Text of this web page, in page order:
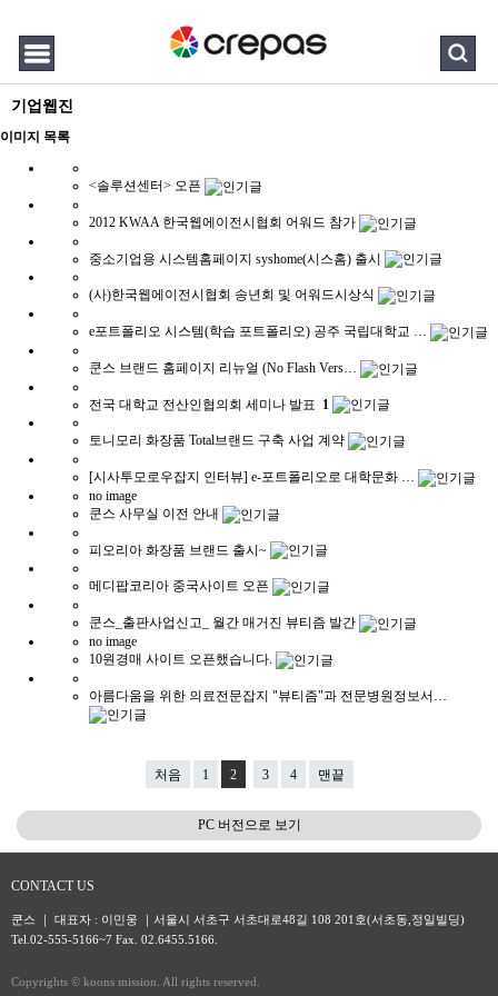
기업웹진
이미지 목록
<솔루션센터> 오픈
2012 KWAA 한국웹에이전시협회 어워드 참가
중소기업용 시스템홈페이지 syshome(시스홈) 출시
(사)한국웹에이전시협회 송년회 및 어워드시상식
e포트폴리오 시스템(학습 포트폴리오) 공주 국립대학교 …
쿤스 브랜드 홈페이지 리뉴얼 (No Flash Vers…
전국 대학교 전산인협의회 세미나 발표 1
토니모리 화장품 Total브랜드 구축 사업 계약
[시사투모로우잡지 인터뷰] e-포트폴리오로 대학문화 …
no image
쿤스 사무실 이전 안내
피오리아 화장품 브랜드 출시~
메디팝코리아 중국사이트 오픈
쿤스_출판사업신고_ 월간 매거진 뷰티즘 발간
no image
10원경매 사이트 오픈했습니다.
아름다움을 위한 의료전문잡지 "뷰티즘"과 전문병원정보서…
처음 1 2 3 4 맨끝
PC 버전으로 보기
CONTACT US
쿤스 ｜ 대표자 : 이민웅 ｜서울시 서초구 서초대로48길 108 201호(서초동,정일빌딩)
Tel.02-555-5166~7 Fax. 02.6455.5166.
Copyrights © koons mission. All rights reserved.